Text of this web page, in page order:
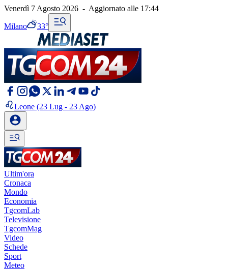
Venerdì 7 Agosto 2026 - Aggiornato alle 17:44
Milano 33°
Leone (23 Lug - 23 Ago)
Ultim'ora
Cronaca
Mondo
Economia
TgcomLab
Televisione
TgcomMag
Video
Schede
Sport
Meteo